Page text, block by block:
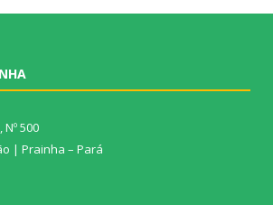
500
| Prainha – Pará